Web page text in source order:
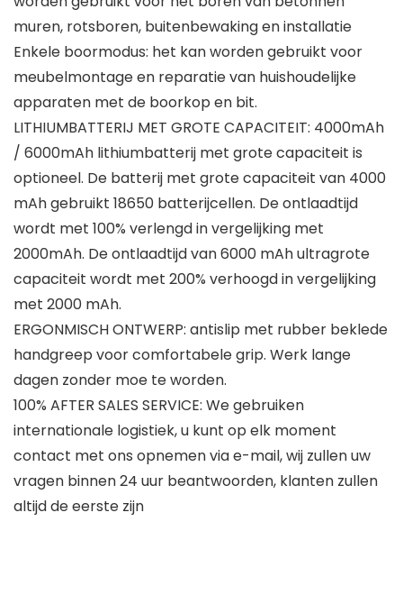
muren, rotsboren, buitenbewaking en installatie
Enkele boormodus: het kan worden gebruikt voor
meubelmontage en reparatie van huishoudelijke
apparaten met de boorkop en bit.
LITHIUMBATTERIJ MET GROTE CAPACITEIT: 4000mAh
/ 6000mAh lithiumbatterij met grote capaciteit is
optioneel. De batterij met grote capaciteit van 4000
mAh gebruikt 18650 batterijcellen. De ontlaadtijd
wordt met 100% verlengd in vergelijking met
2000mAh. De ontlaadtijd van 6000 mAh ultragrote
capaciteit wordt met 200% verhoogd in vergelijking
met 2000 mAh.
ERGONMISCH ONTWERP: antislip met rubber beklede
handgreep voor comfortabele grip. Werk lange
dagen zonder moe te worden.
100% AFTER SALES SERVICE: We gebruiken
internationale logistiek, u kunt op elk moment
contact met ons opnemen via e-mail, wij zullen uw
vragen binnen 24 uur beantwoorden, klanten zullen
altijd de eerste zijn